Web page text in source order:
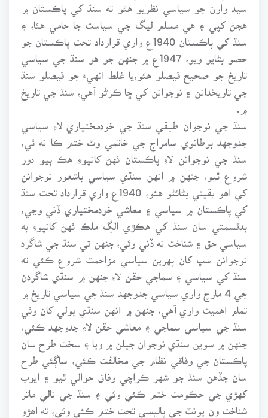
سيد وارن جو سياسي نظريو هئو ته سنڌ کي پاڪستان ۾
هجڻ کپي ۽ هي مسلم ليگ جي سياست جا حامي هئا، ۽
سنڌ کي پاڪستان 1940ع واري قرارداد تحت پاڪستان جو
حصو بڻايو ويو، 1947ع ۾ جنهن جو هو سنڌ جي سياسي
تاريخ جو صحيح فيصلو هئو،يا غلط انهيءَ جو فيصلو سنڌ
جي تاريخدانن ۽ نوجوانن کي ڇا ڪرڻو آهي، سنڌ جي تاريخ
سنڌ جي نوجوان طبقي سنڌ جي خودمختياري لاءِ سياسي
جدوجهد برطانوي سامراج جي خاتمي وٽ ختم ڪا نه ٿي،
سنڌ جي نوجوانن لاءِ پاڪستان ٺهڻ کانپوءِ هڪ ٻيو دور
شروع ٿيو، جنهن ۾ انهن سنڌي سياسي باشعور نوجوانن
کي اهو يقيني بڻائڻو هئو، 1940ع واري قرارداد تحت سنڌ
کي پاڪستان ۾ سياسي ۽ معاشي خودمختياري ڏني وڃي،
بدقسمتي سان سنڌ کي هڪڙي الڳ ملڪ ٺهڻ کانپوءِ به
سياسي حق ۽ شناخت نه ڏني وئي، جنهن تي سنڌ جي شاگرد
نوجوانن سڀ کان پهرين سياسي مزاحمت شروع ڪئي ته
سنڌ کي سياسي ۽ سماجي حقن لاءِ جنهن ۾ سنڌي شاگردن
جي 4 مارچ واري سياسي جدوجهد سنڌ جي سياسي تاريخ ۾
تمام اهميت واري آهي، جنهن ۾ انهن سنڌي ٻولي کان وٺي
سنڌ جي سياسي سماجي ۽ معاشي حقن لاءِ جدوجهد ڪئي،
جنهن ۾ سوين سنڌي نوجوان جيلن ۾ ويا ۽ سخت طرح سان
پاڪستان جي وفاقي نظام جي مخالفت ڪئي، ساڳئي طرح
سان جڏهن سنڌ جو شهر ڪراچي وفاق حوالي ٿيو ۽ ايوب
کهڙي جي حڪومت ختم ڪئي وئي ۽ سنڌ جي نالي ماتر
شناخت ون يونٽ جي پاليسي تحت ختم ڪئي وئي، ته اهڙو